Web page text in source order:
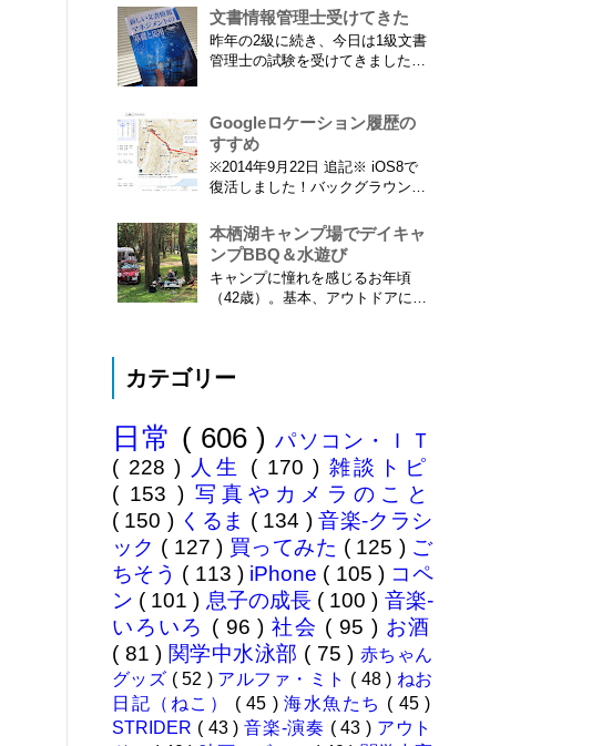
た。息子はまだ8ヶ月なので基本
ヒザの上なのですが、問題はベビ
ーカーをどうするか。色々事前に
調べたことと、実際に乗ってわか
ので...
文書情報管理士受けてきた
昨年の2級に続き、今日は1級文書
管理士の試験を受けてきました。
かしい…。 ※後日追記※ 無事合
格してました。しかも成績が上位
3名以内？とかで表彰してもらい
ました\( ˆoˆ )/ 文書の取り扱いや
Googleロケーション履歴の
すすめ
※2014年9月22日 追記※ iOS8で
復活しました！バックグラウンド
iPhone 6 Plusで確認しました。
カモノハシ通信3: Googleロケー
ション履歴がiOS8で復活！
※2013年11月8日 追記※ 残念な
こ...
本栖湖キャンプ場でデイキャ
ンプBBQ＆水遊び
キャンプに憧れを感じるお年頃
（42歳）。基本、アウトドアには
プからはじめてみることに。ハー
ってきました、場所は 本栖湖キ
ャンプ場 ...
カテゴリー
日常 ( 606 )パソコン・ＩＴ
( 228 ) 人生 ( 170 ) 雑談トピ
( 153 ) 写真やカメラのこと
( 150 ) くるま ( 134 )音楽-クラシ
ック ( 127 ) 買ってみた ( 125 ) ご
ちそう ( 113 ) iPhone ( 105 ) コペ
ン ( 101 ) 息子の成長 ( 100 ) 音楽-
いろいろ ( 96 )社会 ( 95 ) お酒
( 81 ) 関学中水泳部 ( 75 ) 赤ちゃん
グッズ ( 52 ) アルファ・ミト ( 48 ) ねお
日記（ねこ） ( 45 ) 海水魚たち ( 45 )
STRIDER ( 43 )音楽-演奏 ( 43 ) アウト